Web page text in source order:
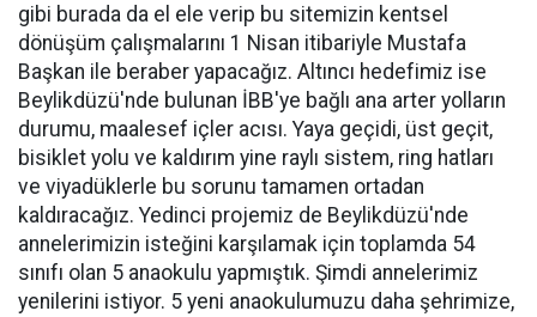
gibi burada da el ele verip bu sitemizin kentsel
dönüşüm çalışmalarını 1 Nisan itibariyle Mustafa
Başkan ile beraber yapacağız. Altıncı hedefimiz ise
Beylikdüzü'nde bulunan İBB'ye bağlı ana arter yolların
durumu, maalesef içler acısı. Yaya geçidi, üst geçit,
bisiklet yolu ve kaldırım yine raylı sistem, ring hatları
ve viyadüklerle bu sorunu tamamen ortadan
kaldıracağız. Yedinci projemiz de Beylikdüzü'nde
annelerimizin isteğini karşılamak için toplamda 54
sınıfı olan 5 anaokulu yapmıştık. Şimdi annelerimiz
yenilerini istiyor. 5 yeni anaokulumuzu daha şehrimize,